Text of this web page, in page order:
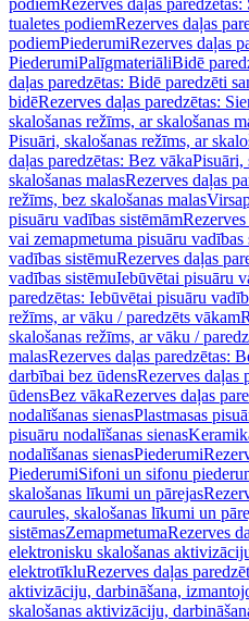
podiemRezerves daļas
tualetes podiemRezerves daļas
podiemPiederumiRezerves daļas
PiederumiPalīgmateriāliBidē
daļas paredzētas: Bidē paredzēti
bidēRezerves daļas paredzētas:
skalošanas režīms, ar skalošanas
Pisuāri, skalošanas režīms, ar
daļas paredzētas: Bez vākaPisuāri,
skalošanas malasRezerves daļas
režīms, bez skalošanas malas
pisuāru vadības sistēmām
vai zemapmetuma pisuāru vadības
vadības sistēmuRezerves daļas
vadības sistēmuIebūvētai pisuāru
paredzētas: Iebūvētai pisuāru
režīms, ar vāku / paredzēts vākam
skalošanas režīms, ar vāku /
malasRezerves daļas paredzētas:
darbībai bez ūdensRezerves daļas
ūdensBez vākaRezerves daļas
nodalīšanas sienasPlastmasas
pisuāru nodalīšanas sienas
nodalīšanas sienasPiederumi
PiederumiSifoni un sifonu
skalošanas līkumi un pārejas
caurules, skalošanas līkumi un
sistēmasZemapmetumaRezerves
elektronisku skalošanas
elektrotīkluRezerves daļas
aktivizāciju, darbināšana,
skalošanas aktivizāciju,